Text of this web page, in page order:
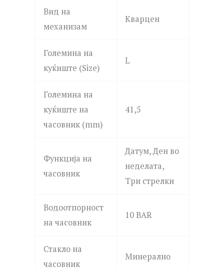
Вид на
механизам
Кварцен
Големина на
куќиште (Size)
L
Големина на
куќиште на
часовник (mm)
41,5
Функција на
часовник
Датум, Ден во
неделата,
Три стрелки
Водоотпорност
на часовник
10 BAR
Стакло на
часовник
Минерално